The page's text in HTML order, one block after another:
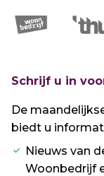
Schrijf u in
De
biedt u
Nieuws van
Woonbedrijf